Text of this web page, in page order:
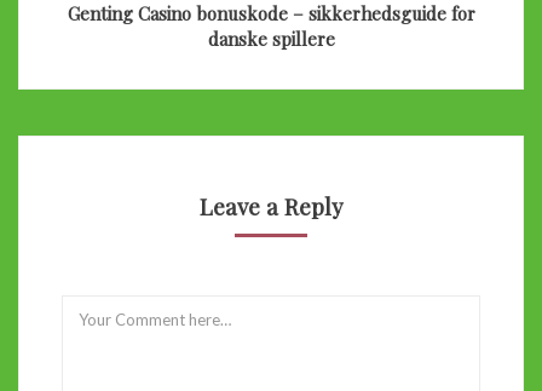
Genting Casino bonuskode – sikkerhedsguide for
danske spillere
Leave a Reply